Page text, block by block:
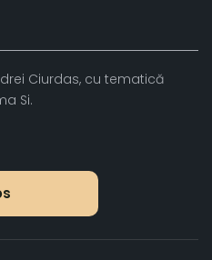
Ciurdas, cu tematică
Si.